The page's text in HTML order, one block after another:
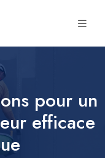
pour un
efficace